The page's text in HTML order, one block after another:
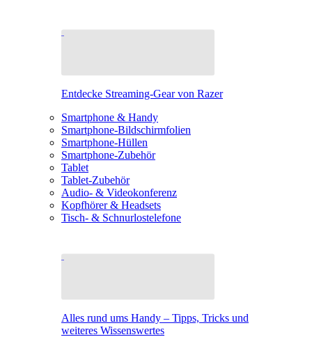
Entdecke Streaming-Gear von Razer
Smartphone & Handy
Smartphone-Bildschirmfolien
Smartphone-Hüllen
Smartphone-Zubehör
Tablet
Tablet-Zubehör
Audio- & Videokonferenz
Kopfhörer & Headsets
Tisch- & Schnurlostelefone
Alles rund ums Handy – Tipps, Tricks und
weiteres Wissenswertes